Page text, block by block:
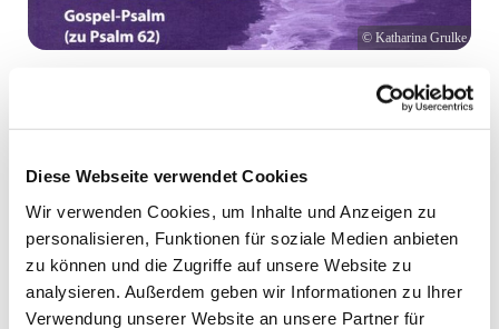
Diese Webseite verwendet Cookies
Wir verwenden Cookies, um Inhalte und Anzeigen zu
personalisieren, Funktionen für soziale Medien anbieten
zu können und die Zugriffe auf unsere Website zu
analysieren. Außerdem geben wir Informationen zu Ihrer
Verwendung unserer Website an unsere Partner für
© Katharina Grulke
Psalmenkonzert mit der Luruper Kantorei
die Kantorei ein Psalmenprogramm mit dem Gospelpsalm
Domino“ von Buxtehude und anderen ein. Es werden
noch Mitsänger*innen gesucht, die Freude an einer
Einstudierung mit modernen und alten Werken haben.
Die Kantorei leitet Kirchenmusikerin Katharina Grulke.